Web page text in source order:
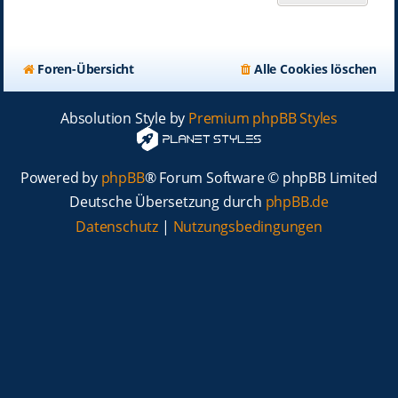
Foren-Übersicht Alle Cookies löschen
Absolution Style by Premium phpBB Styles
Powered by phpBB® Forum Software © phpBB Limited
Deutsche Übersetzung durch phpBB.de
Datenschutz | Nutzungsbedingungen